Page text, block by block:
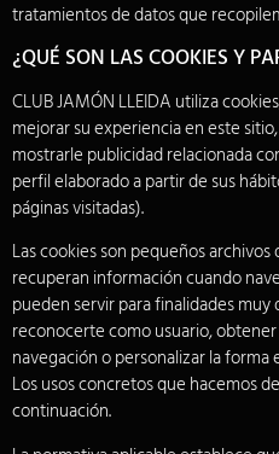
tratamientos de datos que
¿QUÉ SON LAS COOKIES Y
CLUB JAMÓN LLEIDA utiliza
mejorar su experiencia en este
mostrarle publicidad relacionada
perfil elaborado a partir de sus
páginas visitadas).
Las cookies son pequeños
recuperan información cuando
pueden servir para finalidades
reconocerte como usuario,
navegación o personalizar la
Los usos concretos que hacemos
continuación.